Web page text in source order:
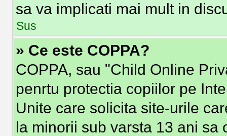
sa va implicati mai mult in
Sus
» Ce este COPPA?
COPPA, sau "Child Online
penrtu protectia copiilor pe
Unite care solicita site-urile
la minorii sub varsta 13 ani sa